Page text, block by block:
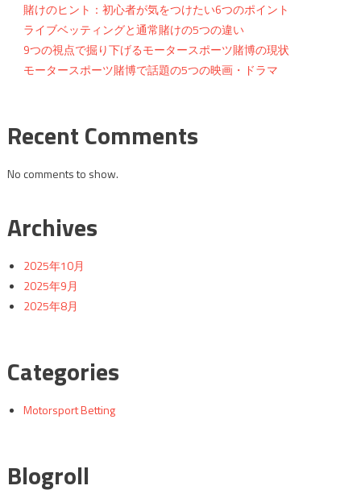
賭けのヒント：初心者が気をつけたい6つのポイント
ライブベッティングと通常賭けの5つの違い
9つの視点で掘り下げるモータースポーツ賭博の現状
モータースポーツ賭博で話題の5つの映画・ドラマ
Recent Comments
No comments to show.
Archives
2025年10月
2025年9月
2025年8月
Categories
Motorsport Betting
Blogroll